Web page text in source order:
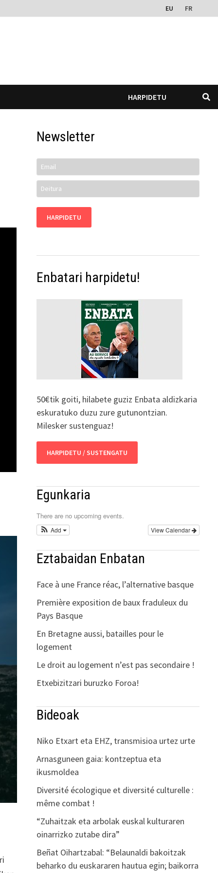
EU FR
HARPIDETU
Newsletter
Enbatari harpidetu!
50€tik goiti, hilabete guziz Enbata aldizkaria
eskuratuko duzu zure gutunontzian.
Milesker sustenguaz!
HARPIDETU / SUSTENGATU
Egunkaria
There are no upcoming events.
View Calendar
Add
Eztabaidan Enbatan
Face à une France réac, l’alternative basque
Première exposition de baux fraduleux du
Pays Basque
En Bretagne aussi, batailles pour le
logement
Le droit au logement n’est pas secondaire !
Etxebizitzari buruzko Foroa!
Bideoak
Niko Etxart eta EHZ, transmisioa urtez urte
Arnasguneen gaia: kontzeptua eta
ikusmoldea
Diversité écologique et diversité culturelle :
même combat !
“Zuhaitzak eta arbolak euskal kulturaren
oinarrizko zutabe dira”
Beñat Oihartzabal: “Belaunaldi bakoitzak
beharko du euskararen hautua egin; baikorra